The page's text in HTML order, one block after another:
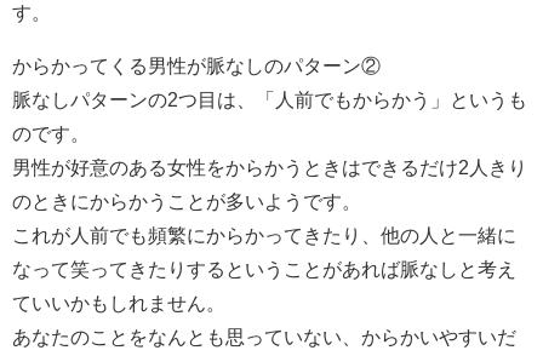
す。
からかってくる男性が脈なしのパターン②
脈なしパターンの2つ目は、「人前でもからかう」というも
のです。
男性が好意のある女性をからかうときはできるだけ2人きり
のときにからかうことが多いようです。
これが人前でも頻繁にからかってきたり、他の人と一緒に
なって笑ってきたりするということがあれば脈なしと考え
ていいかもしれません。
あなたのことをなんとも思っていない、からかいやすいだ